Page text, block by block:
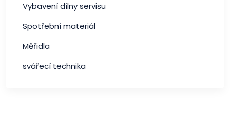
Vybavení dílny servisu
Spotřební materiál
Měřidla
svářecí technika